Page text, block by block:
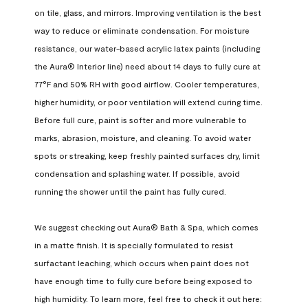
on tile, glass, and mirrors. Improving ventilation is the best
way to reduce or eliminate condensation. For moisture
resistance, our water-based acrylic latex paints (including
the Aura® Interior line) need about 14 days to fully cure at
77°F and 50% RH with good airflow. Cooler temperatures,
higher humidity, or poor ventilation will extend curing time.
Before full cure, paint is softer and more vulnerable to
marks, abrasion, moisture, and cleaning. To avoid water
spots or streaking, keep freshly painted surfaces dry, limit
condensation and splashing water. If possible, avoid
running the shower until the paint has fully cured.
We suggest checking out Aura® Bath & Spa, which comes
in a matte finish. It is specially formulated to resist
surfactant leaching, which occurs when paint does not
have enough time to fully cure before being exposed to
high humidity. To learn more, feel free to check it out here: